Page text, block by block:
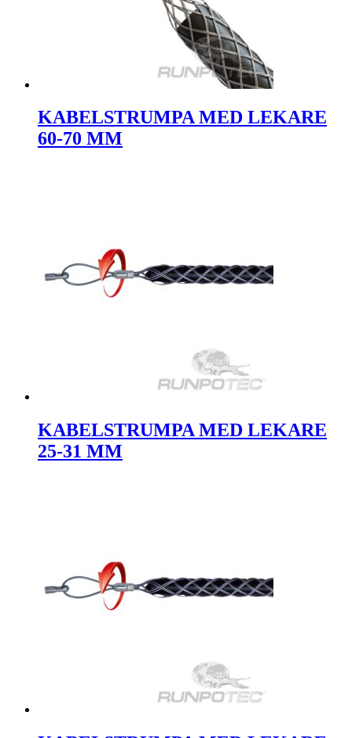
KABELSTRUMPA MED LEKARE
60-70 MM
KABELSTRUMPA MED LEKARE
25-31 MM